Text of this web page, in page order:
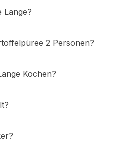
Lange?
2 Personen?
Kochen?